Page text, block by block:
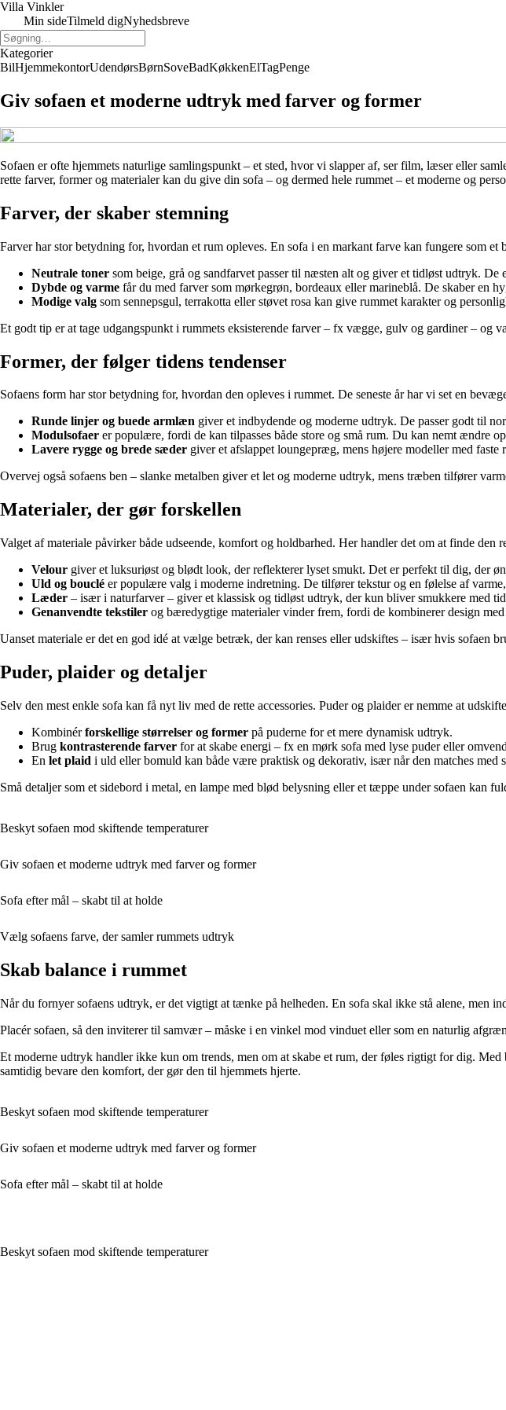
Villa Vinkler
Min sideTilmeld digNyhedsbreve
Kategorier
BilHjemmekontorUdendørsBørnSoveBadKøkkenElTagPenge
Giv sofaen et moderne udtryk med farver og former
Sofaen er ofte hjemmets naturlige samlingspunkt – et sted, hvor vi slapper af, ser film, læser eller
rette farver, former og materialer kan du give din sofa – og dermed hele rummet – et moderne og
Farver, der skaber stemning
Farver har stor betydning for, hvordan et rum opleves. En sofa i en markant farve kan fungere som
Neutrale toner som beige, grå og sandfarvet passer til næsten alt og giver et tidløst udtryk.
Dybde og varme får du med farver som mørkegrøn, bordeaux eller marineblå. De skaber en
Modige valg som sennepsgul, terrakotta eller støvet rosa kan give rummet karakter og
Et godt tip er at tage udgangspunkt i rummets eksisterende farver – fx vægge, gulv og gardiner – og
Former, der følger tidens tendenser
Sofaens form har stor betydning for, hvordan den opleves i rummet. De seneste år har vi set en
Runde linjer og buede armlæn giver et indbydende og moderne udtryk. De passer godt til
Modulsofaer er populære, fordi de kan tilpasses både store og små rum. Du kan nemt ændre
Lavere rygge og brede sæder giver et afslappet loungepræg, mens højere modeller med faste
Overvej også sofaens ben – slanke metalben giver et let og moderne udtryk, mens træben tilfører
Materialer, der gør forskellen
Valget af materiale påvirker både udseende, komfort og holdbarhed. Her handler det om at finde den
Velour giver et luksuriøst og blødt look, der reflekterer lyset smukt. Det er perfekt til dig, der
Uld og bouclé er populære valg i moderne indretning. De tilfører tekstur og en følelse af
Læder – især i naturfarver – giver et klassisk og tidløst udtryk, der kun bliver smukkere med
Genanvendte tekstiler og bæredygtige materialer vinder frem, fordi de kombinerer design
Uanset materiale er det en god idé at vælge betræk, der kan renses eller udskiftes – især hvis sofaen
Puder, plaider og detaljer
Selv den mest enkle sofa kan få nyt liv med de rette accessories. Puder og plaider er nemme at
Kombinérforskellige størrelser og former på puderne for et mere dynamisk udtryk.
Brug kontrasterende farver for at skabe energi – fx en mørk sofa med lyse puder eller
En let plaid i uld eller bomuld kan både være praktisk og dekorativ, især når den matches med
Små detaljer som et sidebord i metal, en lampe med blød belysning eller et tæppe under sofaen kan
Beskyt sofaen mod skiftende temperaturer
Giv sofaen et moderne udtryk med farver og former
Sofa efter mål – skabt til at holde
Vælg sofaens farve, der samler rummets udtryk
Skab balance i rummet
Når du fornyer sofaens udtryk, er det vigtigt at tænke på helheden. En sofa skal ikke stå alene, men
Placér sofaen, så den inviterer til samvær – måske i en vinkel mod vinduet eller som en naturlig
Et moderne udtryk handler ikke kun om trends, men om at skabe et rum, der føles rigtigt for dig.
samtidig bevare den komfort, der gør den til hjemmets hjerte.
Beskyt sofaen mod skiftende temperaturer
Giv sofaen et moderne udtryk med farver og former
Sofa efter mål – skabt til at holde
Beskyt sofaen mod skiftende temperaturer